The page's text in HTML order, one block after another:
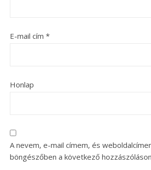
E-mail cím *
Honlap
A nevem, e-mail címem, és
böngészőben a következő